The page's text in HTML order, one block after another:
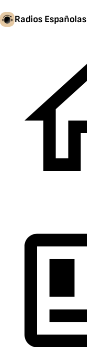
Radios Españolas